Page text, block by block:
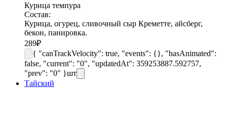
Курица темпура
Состав:
Курица, огурец, сливочный сыр Креметте, айсберг,
бекон, панировка.
289₽
{ "canTrackVelocity": true, "events": {}, "hasAnimated":
false, "current": "0", "updatedAt": 359253887.592757,
"prev": "0" }шт
Тайский